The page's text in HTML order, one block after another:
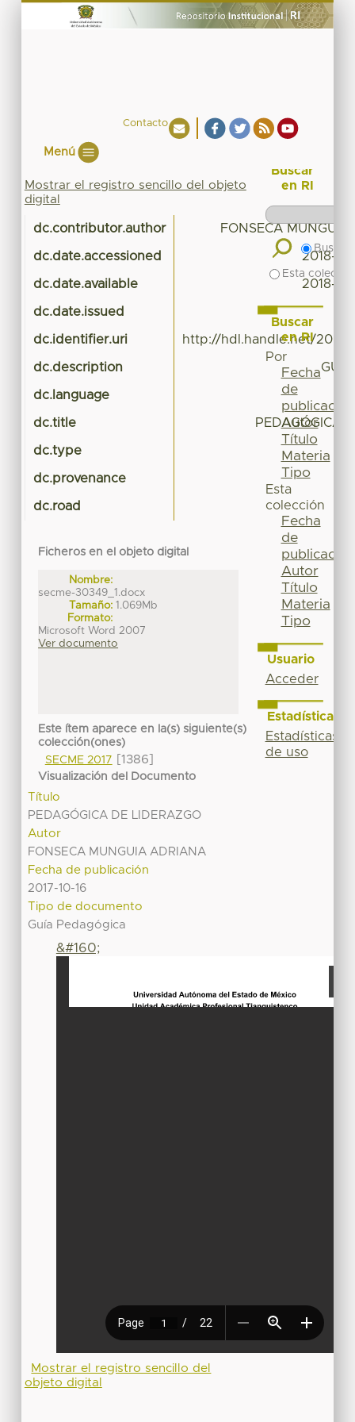
Contacto
Menú
Mostrar el registro sencillo del objeto
digital
dc.contributor.author FONSECA
dc.date.accessioned 2018-
dc.date.available 2018-
dc.date.issued
dc.identifier.uri http://hdl.handle.net/
dc.description
dc.language
dc.title PEDAGÓGICA
dc.type
dc.provenance
dc.road
Ficheros en el objeto digital
Nombre:
secme-30349_1.docx
Tamaño: 1.069Mb
Formato:
Microsoft Word 2007
Ver documento
Este ítem aparece en la(s) siguiente(s)
colección(ones)
SECME 2017
[1386]
Visualización del Documento
Título
PEDAGÓGICA DE LIDERAZGO
Autor
FONSECA MUNGUIA ADRIANA
Fecha de publicación
2017-10-16
Tipo de documento
Guía Pedagógica
&#160;
Mostrar el registro sencillo del
objeto digital
Buscar
en RI
Buscar
Esta
Buscar
en RI
Por
Fecha
de
publicación
Autor
Título
Materia
Tipo
Esta
colección
Fecha
de
publicación
Autor
Título
Materia
Tipo
Usuario
Acceder
Estadísticas
Estadísticas
de uso